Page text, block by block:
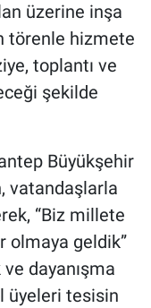
üzerine inşa
törenle hizmete
toplantı ve
şekilde
Büyükşehir
vatandaşlarla
“Biz millete
olmaya geldik”
dayanışma
üyeleri tesisin